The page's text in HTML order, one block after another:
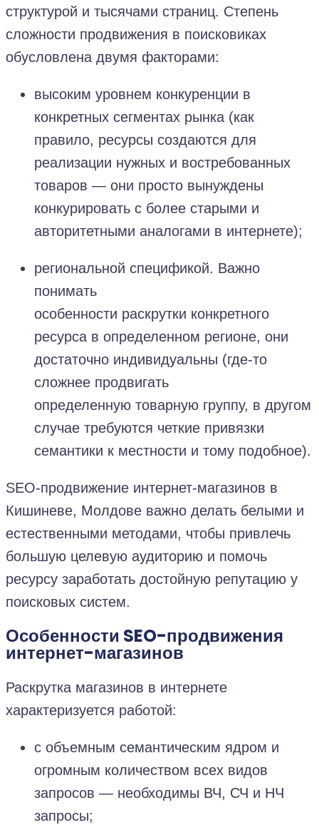
структурой и тысячами страниц. Степень
сложности продвижения в поисковиках
обусловлена двумя факторами:
высоким уровнем конкуренции в
конкретных сегментах рынка (как
правило, ресурсы создаются для
реализации нужных и востребованных
товаров — они просто вынуждены
конкурировать с более старыми и
авторитетными аналогами в интернете);
региональной спецификой. Важно
понимать
особенности раскрутки конкретного
ресурса в определенном регионе, они
достаточно индивидуальны (где-то
сложнее продвигать
определенную товарную группу, в другом
случае требуются четкие привязки
семантики к местности и тому подобное).
SEO-продвижение интернет-магазинов в
Кишиневе, Молдове важно делать белыми и
естественными методами, чтобы привлечь
большую целевую аудиторию и помочь
ресурсу заработать достойную репутацию у
поисковых систем.
Особенности SEO-продвижения
интернет-магазинов
Раскрутка магазинов в интернете
характеризуется работой:
с объемным семантическим ядром и
огромным количеством всех видов
запросов — необходимы ВЧ, СЧ и НЧ
запросы;